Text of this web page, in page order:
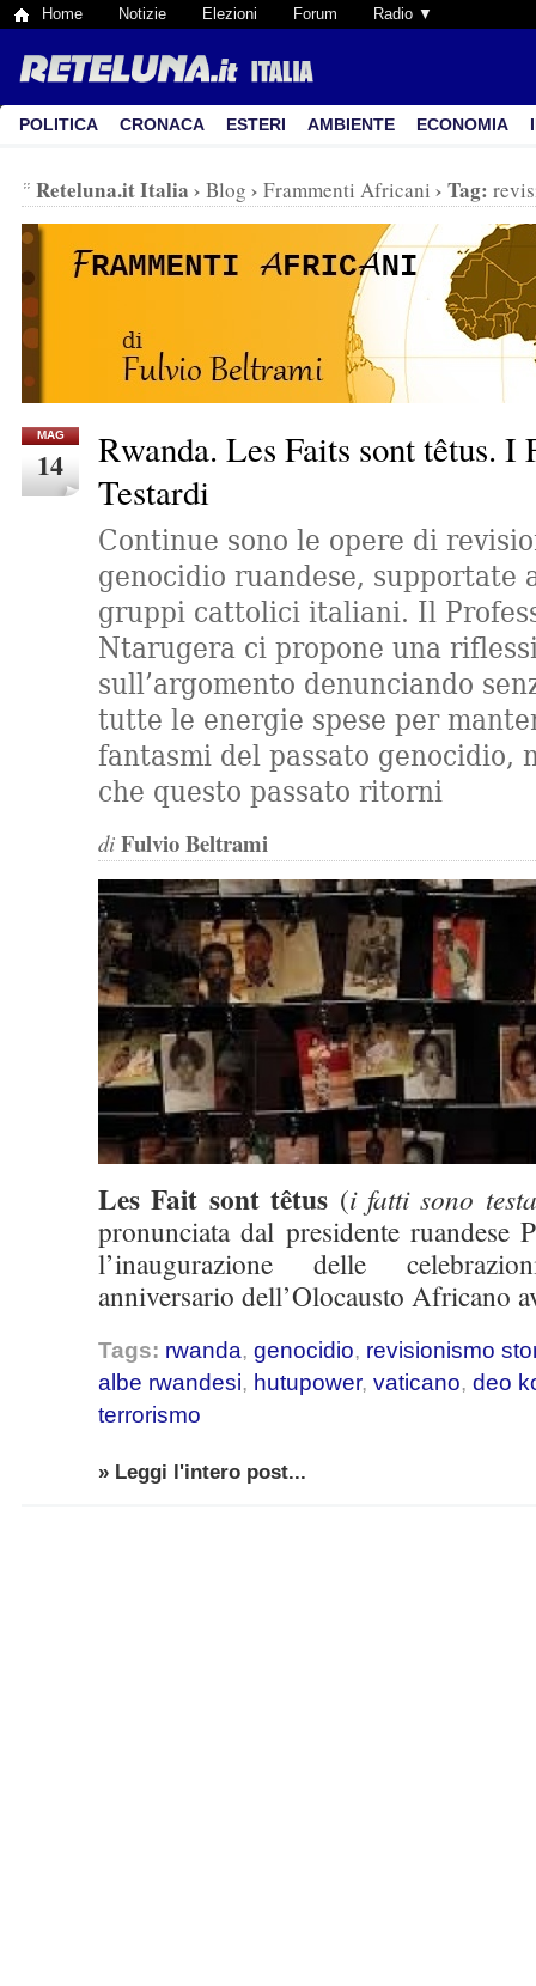
Home Notizie Elezioni Forum Radio ▼
POLITICA CRONACA ESTERI AMBIENTE ECONOMIA
Reteluna.it Italia › Blog › Frammenti Africani › Tag:
MAG
14
Rwanda. Les Faits sont têtus. I
Testardi
Continue sono le opere di
genocidio ruandese, supportate
gruppi cattolici italiani. Il
Ntarugera ci propone una
sull’argomento denunciando
tutte le energie spese per
fantasmi del passato genocidio,
che questo passato ritorni
di Fulvio Beltrami
Les Fait sont têtus (i fatti sono
pronunciata dal presidente ruandese
l’inaugurazione delle
anniversario dell’Olocausto Africano
Tags: rwanda, genocidio, revisionismo
albe rwandesi, hutupower, vaticano, deo
terrorismo
» Leggi l'intero post...